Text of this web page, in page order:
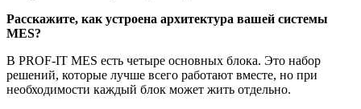
Расскажите, как устроена архитектура вашей системы
MES?
В PROF-IT MES есть четыре основных блока. Это набор
решений, которые лучше всего работают вместе, но при
необходимости каждый блок может жить отдельно.